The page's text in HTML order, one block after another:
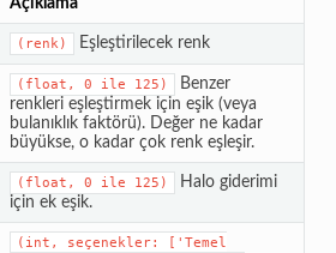
(renk) Eşleştirilecek renk
(float, 0 ile 125)
Benzer
renkleri eşleştirmek için eşik (veya
bulanıklık faktörü). Değer ne kadar
büyükse, o kadar çok renk eşleşir.
(float, 0 ile 125)
Halo giderimi
için ek eşik.
(int, seçenekler:
['Temel